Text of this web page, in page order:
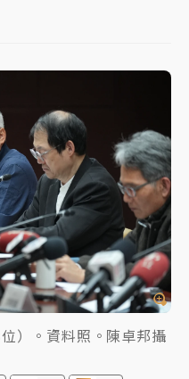
前7月獲利成長6%
東涉洗錢遭收押 戴手銬
縮短股票「關禁閉」天
校長高為元致歉：機會
了！4縣市大雨特報、各
億元下半年續旺指
）。資料照。陳卓邦攝